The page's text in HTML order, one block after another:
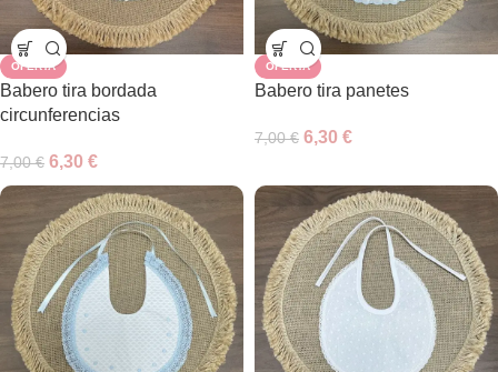
OFERTA
Babero tira bordada
circunferencias
7,00€ 6,30 €
OFERTA
Babero tira panetes
7,00€ 6,30 €